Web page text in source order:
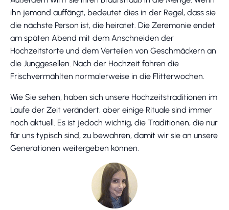
ihn jemand auffängt, bedeutet dies in der Regel, dass sie
die nächste Person ist, die heiratet. Die Zeremonie endet
am späten Abend mit dem Anschneiden der
Hochzeitstorte und dem Verteilen von Geschmäckern an
die Junggesellen. Nach der Hochzeit fahren die
Frischvermählten normalerweise in die Flitterwochen.
Wie Sie sehen, haben sich unsere Hochzeitstraditionen im
Laufe der Zeit verändert, aber einige Rituale sind immer
noch aktuell. Es ist jedoch wichtig, die Traditionen, die nur
für uns typisch sind, zu bewahren, damit wir sie an unsere
Generationen weitergeben können.